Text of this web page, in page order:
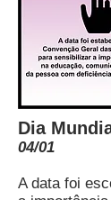
Dia
04/01
A data foi